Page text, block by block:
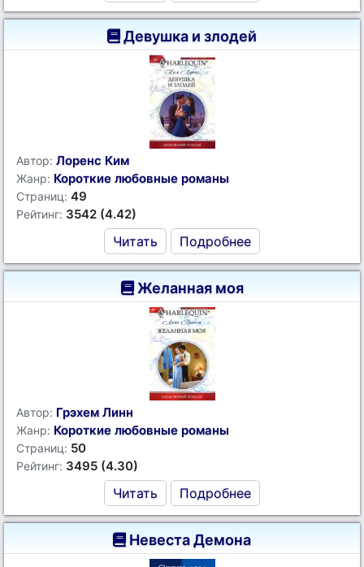
Девушка и злодей
Автор: Лоренс Ким
Жанр: Короткие любовные романы
Страниц: 49
Рейтинг: 3542 (4.42)
Читать Подробнее
Желанная моя
Автор: Грэхем Линн
Жанр: Короткие любовные романы
Страниц: 50
Рейтинг: 3495 (4.30)
Читать Подробнее
Невеста Демона